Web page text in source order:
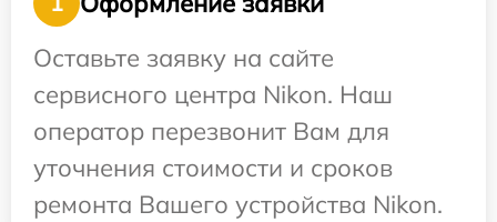
Оставьте заявку на сайте
сервисного центра Nikon. Наш
оператор перезвонит Вам для
уточнения стоимости и сроков
ремонта Вашего устройства Nikon.